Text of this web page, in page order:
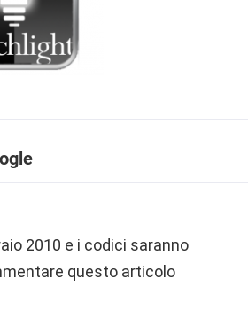
2010 e i codici saranno
questo articolo